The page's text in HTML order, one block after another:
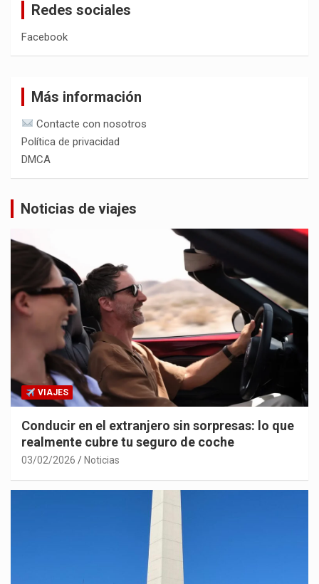
Redes sociales
Facebook
Más información
Contacte con nosotros
Política de privacidad
DMCA
Noticias de viajes
VIAJES
Conducir en el extranjero sin sorpresas: lo que
realmente cubre tu seguro de coche
03/02/2026 Noticias